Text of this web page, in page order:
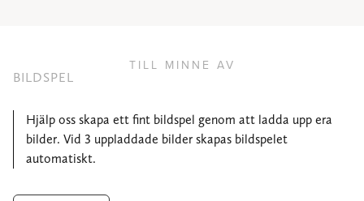
TILL MINNE AV
BILDSPEL
Hjälp oss skapa ett fint bildspel genom att ladda upp era
bilder. Vid 3 uppladdade bilder skapas bildspelet
automatiskt.